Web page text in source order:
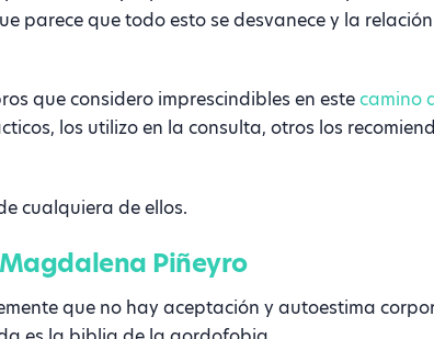
parece que todo esto se desvanece y la relación
que considero imprescindibles en estecamino
los utilizo en la consulta, otros los
cualquiera de ellos.
Piñeyro
que no hay aceptación y autoestima